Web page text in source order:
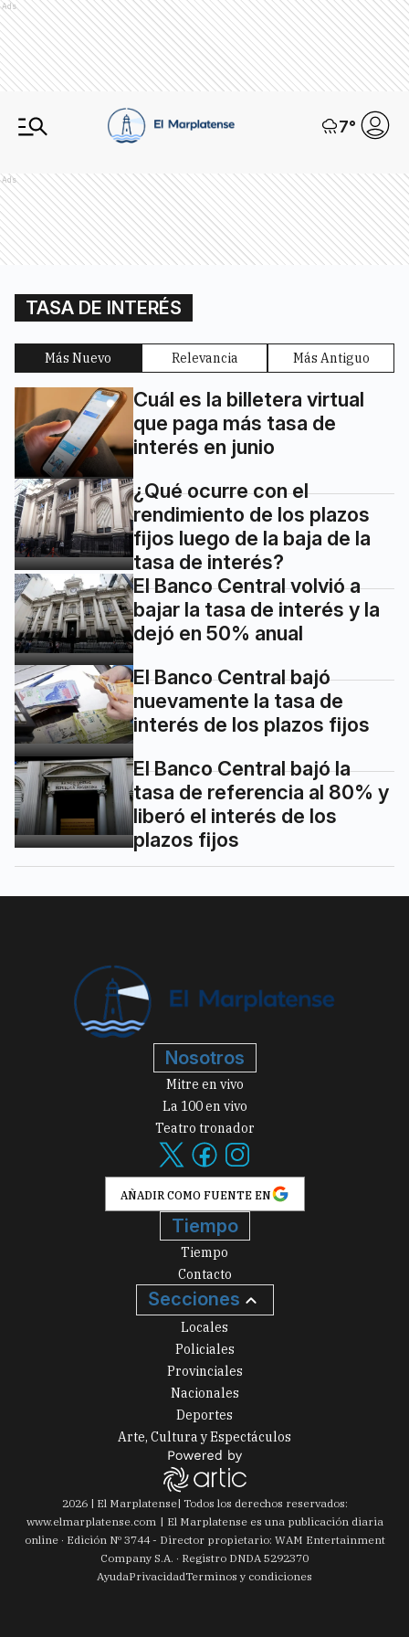
Ads
7°
Ads
TASA DE INTERÉS
Más Nuevo Relevancia Más Antiguo
Cuál es la billetera virtual
que paga más tasa de
interés en junio
¿Qué ocurre con el
rendimiento de los plazos
fijos luego de la baja de la
tasa de interés?
El Banco Central volvió a
bajar la tasa de interés y la
dejó en 50% anual
El Banco Central bajó
nuevamente la tasa de
interés de los plazos fijos
El Banco Central bajó la
tasa de referencia al 80% y
liberó el interés de los
plazos fijos
Nosotros
Mitre en vivo
La 100 en vivo
Teatro tronador
AÑADIR COMO FUENTE EN
Tiempo
Tiempo
Contacto
Secciones
Locales
Policiales
Provinciales
Nacionales
Deportes
Arte, Cultura y Espectáculos
2026| El Marplatense| Todos los derechos reservados:
www.elmarplatense.com
El Marplatense es una publicación diaria
online · Edición Nº 3744- Director propietario: WAM Entertainment
Company S.A. · Registro DNDA 5292370
AyudaPrivacidadTerminos y condiciones